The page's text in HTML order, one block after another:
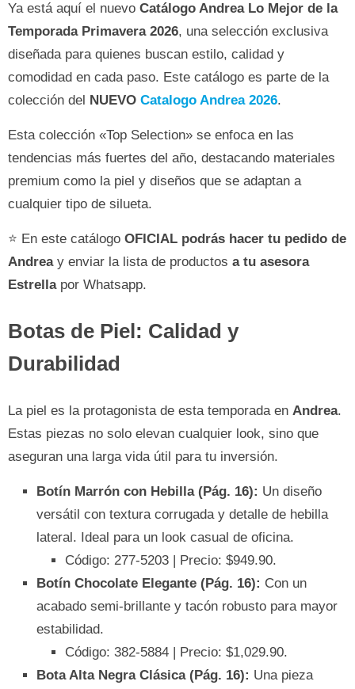
Ya está aquí el nuevo Catálogo Andrea Lo Mejor de la
Temporada Primavera 2026, una selección exclusiva
diseñada para quienes buscan estilo, calidad y
comodidad en cada paso. Este catálogo es parte de la
colección del NUEVO Catalogo Andrea 2026.
Esta colección «Top Selection» se enfoca en las
tendencias más fuertes del año, destacando materiales
premium como la piel y diseños que se adaptan a
cualquier tipo de silueta.
⭐ En este catálogo OFICIAL podrás hacer tu pedido de
Andrea y enviar la lista de productos a tu asesora
Estrella por Whatsapp.
Botas de Piel: Calidad y
Durabilidad
La piel es la protagonista de esta temporada en Andrea.
Estas piezas no solo elevan cualquier look, sino que
aseguran una larga vida útil para tu inversión.
Botín Marrón con Hebilla (Pág. 16): Un diseño
versátil con textura corrugada y detalle de hebilla
lateral. Ideal para un look casual de oficina.
Código: 277-5203 | Precio: $949.90.
Botín Chocolate Elegante (Pág. 16): Con un
acabado semi-brillante y tacón robusto para mayor
estabilidad.
Código: 382-5884 | Precio: $1,029.90.
Bota Alta Negra Clásica (Pág. 16): Una pieza